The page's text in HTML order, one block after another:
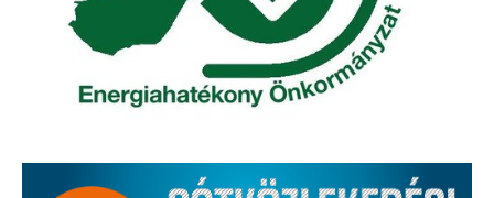
A helyi választási bizottság
A helyi választási bizottság határozatai
Roma Nemzetiségi Önkormányzat ülések